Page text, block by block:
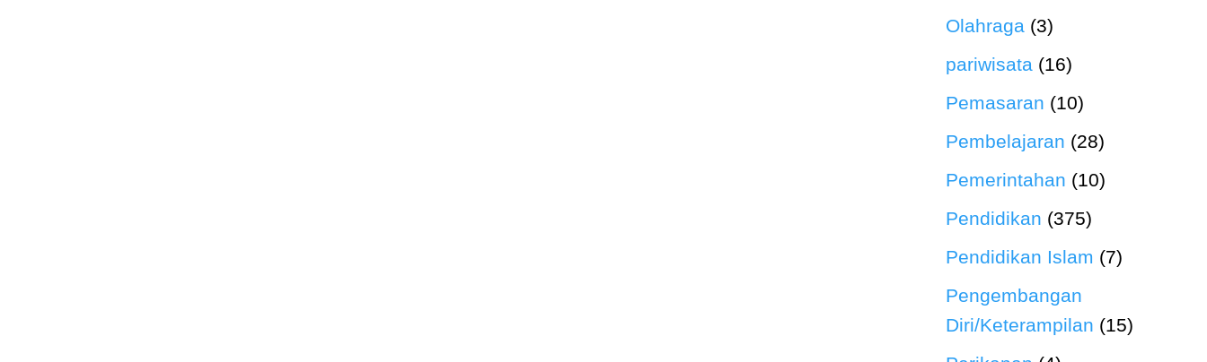
Olahraga (3)
pariwisata (16)
Pemasaran (10)
Pembelajaran (28)
Pemerintahan (10)
Pendidikan (375)
Pendidikan Islam (7)
Pengembangan
Diri/Keterampilan (15)